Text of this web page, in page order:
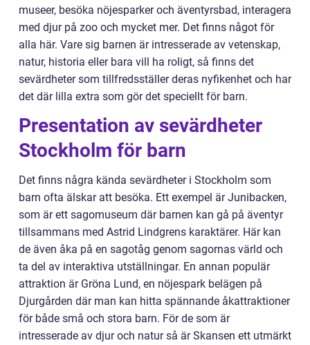
museer, besöka nöjesparker och äventyrsbad, interagera
med djur på zoo och mycket mer. Det finns något för
alla här. Vare sig barnen är intresserade av vetenskap,
natur, historia eller bara vill ha roligt, så finns det
sevärdheter som tillfredsställer deras nyfikenhet och har
det där lilla extra som gör det speciellt för barn.
Presentation av sevärdheter
Stockholm för barn
Det finns några kända sevärdheter i Stockholm som
barn ofta älskar att besöka. Ett exempel är Junibacken,
som är ett sagomuseum där barnen kan gå på äventyr
tillsammans med Astrid Lindgrens karaktärer. Här kan
de även åka på en sagotåg genom sagornas värld och
ta del av interaktiva utställningar. En annan populär
attraktion är Gröna Lund, en nöjespark belägen på
Djurgården där man kan hitta spännande åkattraktioner
för både små och stora barn. För de som är
intresserade av djur och natur så är Skansen ett utmärkt